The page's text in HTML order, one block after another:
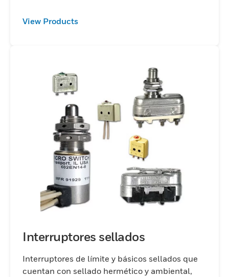
View Products
Interruptores sellados
Interruptores de límite y básicos sellados que
cuentan con sellado hermético y ambiental,